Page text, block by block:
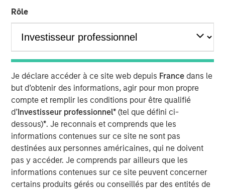
Rôle
Je déclare accéder à ce site web depuis France dans le
but d’obtenir des informations, agir pour mon propre
compte et remplir les conditions pour être qualifié
d’Investisseur professionnel*(tel que défini ci-
dessous)*. Je reconnais et comprends que les
informations contenues sur ce site ne sont pas
destinées aux personnes américaines, qui ne doivent
pas y accéder. Je comprends par ailleurs que les
informations contenues sur ce site peuvent concerner
certains produits gérés ou conseillés par des entités de
Video
David Miller, Global Head of Private Credit and Equity at
Morgan Stanley Investment Management, joined Citywire
host John Schaffer to discuss opportunities and
challenges in private credit payment-in kind (PIK)
deals. Noting that Morgan Stanley Investment
Management keeps PIK exposure below 3% in its direct
lending portfolios, David discussed the importance of
distinguishing between strategic versus reactive PIK
structures, keeping such exposure minimal and ensuring
underlying company performance justifies its usage.